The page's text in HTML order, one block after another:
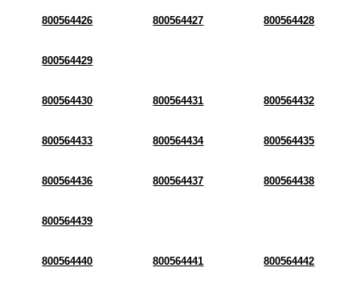
800564426 800564427 800564428
800564429
800564430 800564431 800564432
800564433 800564434 800564435
800564436 800564437 800564438
800564439
800564440 800564441 800564442